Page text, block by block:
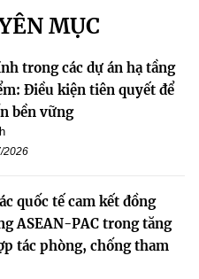
MỤC
trong các dự án hạ tầng
Điều kiện tiên quyết để
bền vững
2026
quốc tế cam kết đồng
ASEAN-PAC trong tăng
tác phòng, chống tham